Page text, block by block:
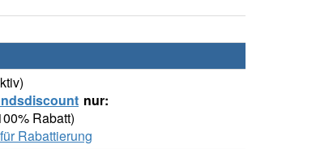
nur:
Rabatt)
Rabattierung